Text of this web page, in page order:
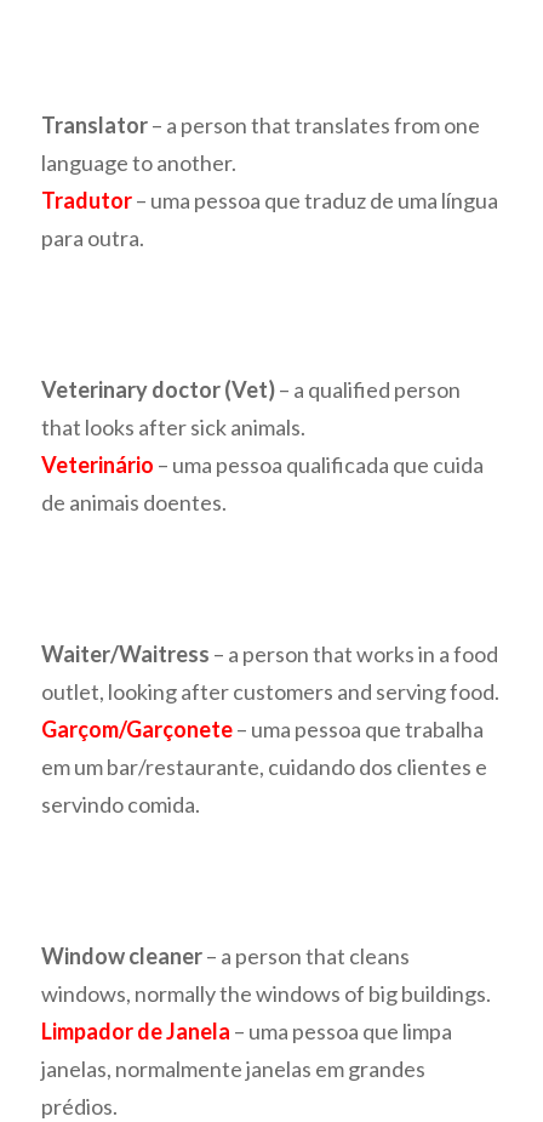
Translator– a person that translates from one
language to another.
Tradutor– uma pessoa que traduz de uma língua
para outra.
Veterinary doctor (Vet)– a qualified person
that looks after sick animals.
Veterinário – uma pessoa qualificada que cuida
de animais doentes.
Waiter/Waitress – a person that works in a food
outlet, looking after customers and serving food.
Garçom/Garçonete– uma pessoa que trabalha
em um bar/restaurante, cuidando dos clientes e
servindo comida.
Window cleaner– a person that cleans
windows, normally the windows of big buildings.
Limpador de Janela – uma pessoa que limpa
janelas, normalmente janelas em grandes
prédios.